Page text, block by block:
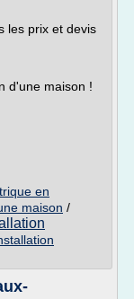
les prix et devis
d'une maison !
en
maison /